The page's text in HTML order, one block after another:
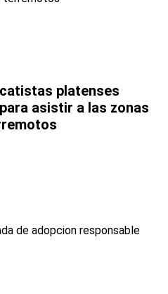
platenses
asistir a las zonas